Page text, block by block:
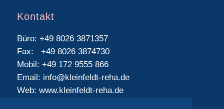
Kontakt
Büro: +49 8026 3871357
Fax: +49 8026 3874730
Mobil: +49 172 9555 866
Email: info@kleinfeldt-reha.de
Web: www.kleinfeldt-reha.de